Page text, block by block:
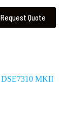
Request Quote